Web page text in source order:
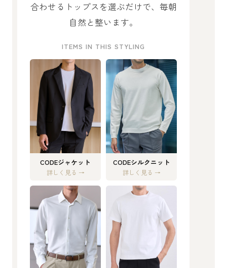
合わせるトップスを選ぶだけで、毎朝
自然と整います。
ITEMS IN THIS STYLING
CODEジャケット
詳しく見る →
CODEシルクニット
詳しく見る →